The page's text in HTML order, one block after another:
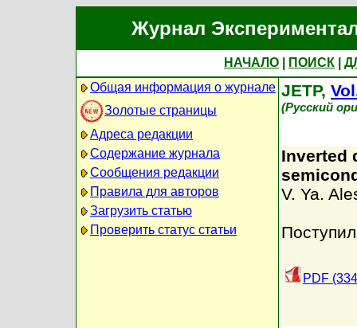
Журнал
НАЧАЛО ПОИСК
Общая информация о журнале
Золотые страницы
Адреса редакции
Содержание журнала
Сообщения редакции
Правила для авторов
Загрузить статью
Проверить статус статьи
JETP,
(Русский
Inverted
V. Ya.
PDF